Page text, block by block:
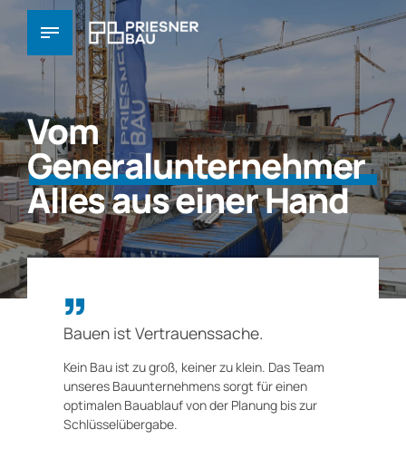
Vom
Generalunternehmer
Alles aus einer Hand
Bauen ist Vertrauenssache.
Kein Bau ist zu groß, keiner zu klein. Das Team
unseres Bauunternehmens sorgt für einen
optimalen Bauablauf von der Planung bis zur
Schlüsselübergabe.